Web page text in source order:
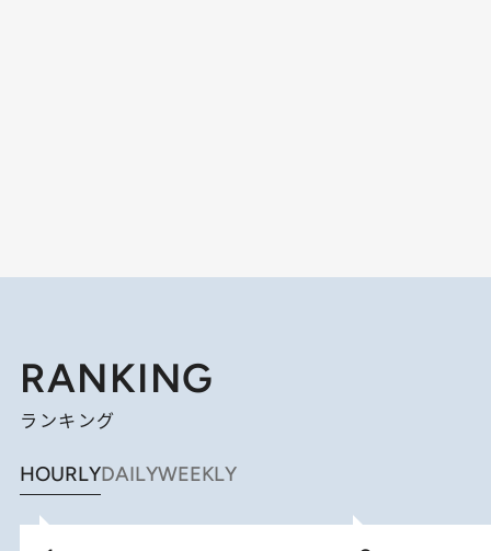
RANKING
ランキング
HOURLYDAILYWEEKLY